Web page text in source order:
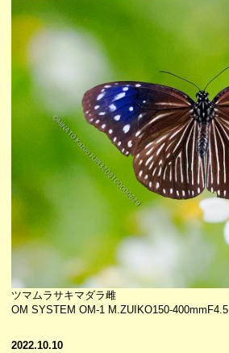
ツマムラサキマダラ雌
OM SYSTEM OM-1 M.ZUIKO150-400mmF4.5
2022.10.10